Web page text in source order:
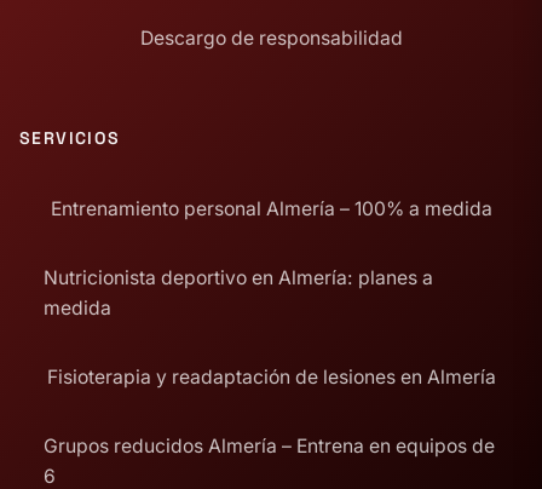
Descargo de responsabilidad
SERVICIOS
Entrenamiento personal Almería – 100% a medida
Nutricionista deportivo en Almería: planes a
medida
Fisioterapia y readaptación de lesiones en Almería
Grupos reducidos Almería – Entrena en equipos de
6